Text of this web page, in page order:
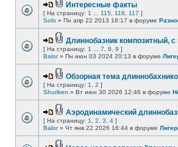
Интересные факты
[ На страницу: 1 115 116 117 ]
Solo » Пн апр 22 2013 18:17 в форуме
Длиннобазник композитный,
[ На страницу: 1 7 8 9 ]
Balor» Пн июн 03 2024 20:13 в форуме
Обзорная тема
[ На страницу: 1 2 ]
Shuriken » Вт июн 30 2026 12:46 в форуме
Аэродинамический
[ На страницу: 1 2 3 4 ]
Balor» Чт янв 22 2026 16:44 в форуме